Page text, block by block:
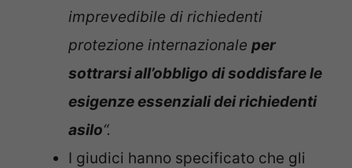
imprevedibile di richiedenti
protezione internazionale per
sottrarsi all’obbligo di soddisfare le
esigenze essenziali dei richiedenti
asilo“.
I giudici hanno specificato che gli